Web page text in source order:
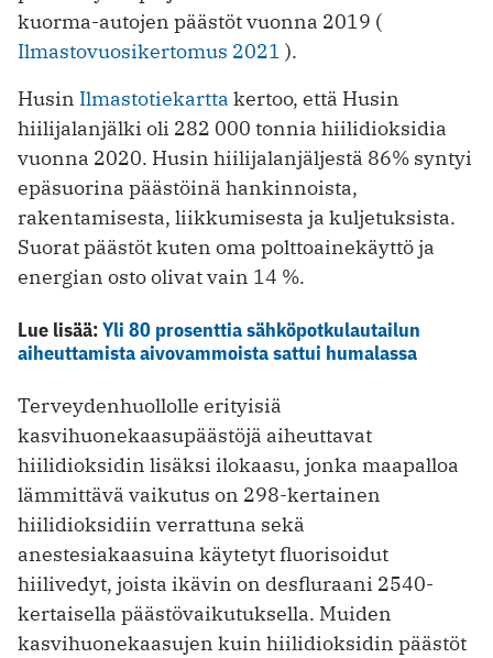
kuorma-autojen päästöt vuonna 2019 (
Ilmastovuosikertomus 2021 ).
Husin Ilmastotiekartta kertoo, että Husin
hiilijalanjälki oli 282 000 tonnia hiilidioksidia
vuonna 2020. Husin hiilijalanjäljestä 86% syntyi
epäsuorina päästöinä hankinnoista,
rakentamisesta, liikkumisesta ja kuljetuksista.
Suorat päästöt kuten oma polttoainekäyttö ja
energian osto olivat vain 14 %.
Lue lisää:Yli 80 prosenttia sähköpotkulautailun
aiheuttamista aivovammoista sattui humalassa
Terveydenhuollolle erityisiä
kasvihuonekaasupäästöjä aiheuttavat
hiilidioksidin lisäksi ilokaasu, jonka maapalloa
lämmittävä vaikutus on 298-kertainen
hiilidioksidiin verrattuna sekä
anestesiakaasuina käytetyt fluorisoidut
hiilivedyt, joista ikävin on desfluraani 2540-
kertaisella päästövaikutuksella. Muiden
kasvihuonekaasujen kuin hiilidioksidin päästöt